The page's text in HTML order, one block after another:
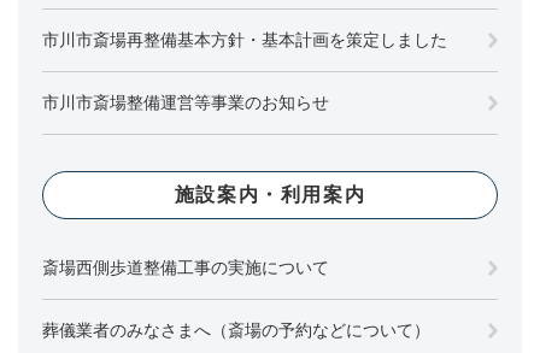
市川市斎場再整備基本方針・基本計画を策定しました
市川市斎場整備運営等事業のお知らせ
施設案内・利用案内
斎場西側歩道整備工事の実施について
葬儀業者のみなさまへ（斎場の予約などについて）